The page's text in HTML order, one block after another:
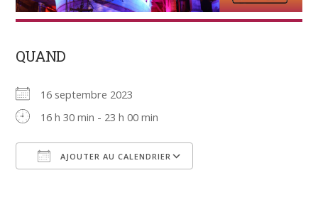
QUAND
16 septembre 2023
16 h 30 min - 23 h 00 min
AJOUTER AU CALENDRIER